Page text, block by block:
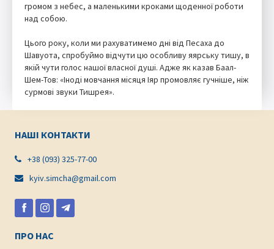
громом з небес, а маленькими кроками щоденної роботи
над собою.
Цього року, коли ми рахуватимемо дні від Песаха до
Шавуота, спробуймо відчути цю особливу яярську тишу, в
якій чути голос нашої власної душі. Адже як казав Баал-
Шем-Тов: «Іноді мовчання місяця Іяр промовляє гучніше, ніж
сурмові звуки Тишрея».
НАШІ КОНТАКТИ
 +38 (093) 325-77-00
 kyiv.simcha@gmail.com
ПРО НАС